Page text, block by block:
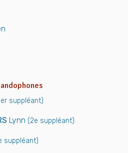
suppléant)
Lynn (2e suppléant)
suppléant)